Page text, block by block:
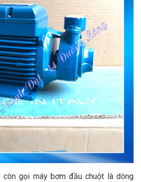
còn gọi máy bơm đầu chuột là dòng